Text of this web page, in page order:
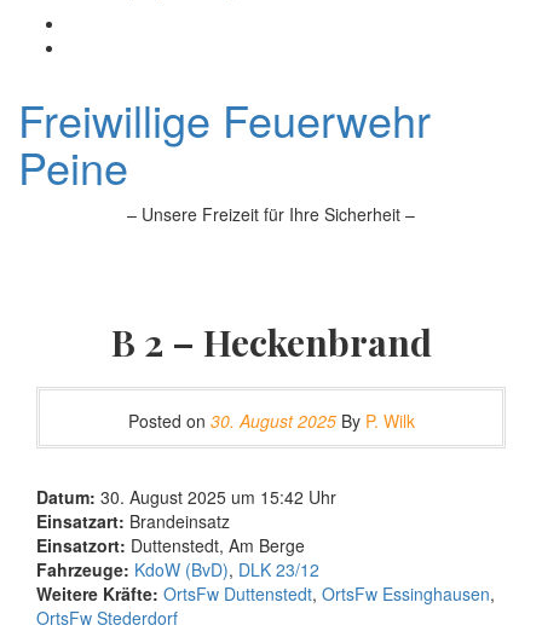
Freiwillige Feuerwehr
Peine
– Unsere Freizeit für Ihre Sicherheit –
B 2 – Heckenbrand
Posted on 30. August 2025By P. Wilk
Datum: 30. August 2025 um 15:42 Uhr
Einsatzart: Brandeinsatz
Einsatzort: Duttenstedt, Am Berge
Fahrzeuge: KdoW (BvD), DLK 23/12
Weitere Kräfte: OrtsFw Duttenstedt, OrtsFw Essinghausen,
OrtsFw Stederdorf